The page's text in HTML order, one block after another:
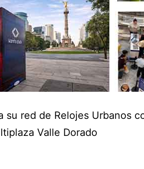
su red de Relojes Urbanos
Valle Dorado